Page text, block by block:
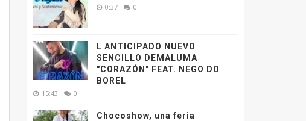
0:37 0
L ANTICIPADO NUEVO
SENCILLO DEMALUMA
"CORAZÓN" FEAT. NEGO DO
BOREL
15:43 0
Chocoshow, una feria